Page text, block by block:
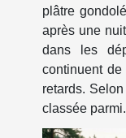
plâtre
après une
dans les
continuent
retards. Selon
classée